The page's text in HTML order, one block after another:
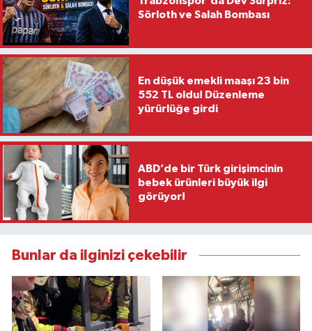
Sörloth ve Salah Bombası
En düşük emekli maaşı 23 bin
552 TL oldu! Düzenleme
yürürlüğe girdi
ABD’de bir Türk girişimcinin
bebek ürünleri büyük ilgi
görüyor!
Bunlar da ilginizi çekebilir